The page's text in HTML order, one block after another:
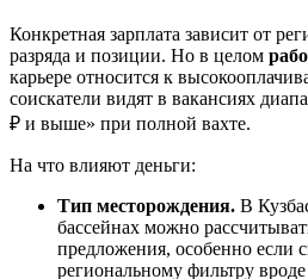
Конкретная зарплата зависит от
разряда и позиции. Но в целом
карьере относится к
соискатели видят в вакансиях
₽ и выше» при полной вахте.
На что влияют деньги:
Тип месторождения. В
бассейнах можно
предложения, особенно если
региональному фильтру вроде